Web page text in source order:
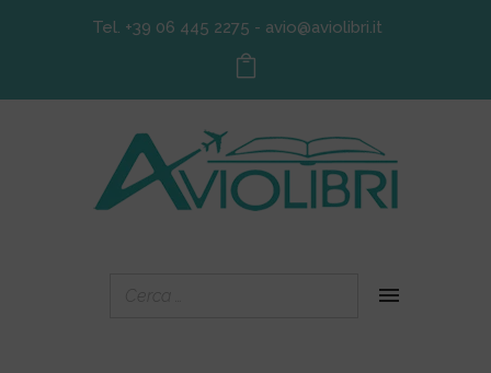
Tel. +39 06 445 2275 - avio@aviolibri.it